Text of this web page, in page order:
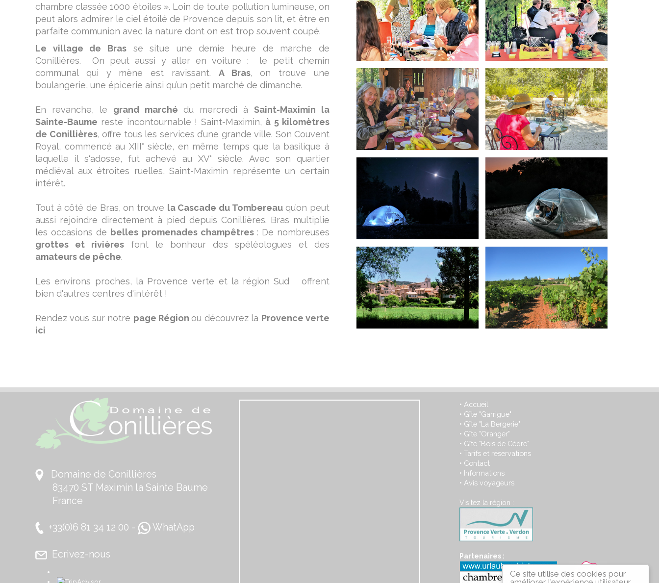
Ce site utilise des cookies pour
chambre classée 1000 étoiles ». Loin de toute pollution lumineuse, on
peut alors admirer le ciel étoilé de Provence depuis son lit, et être en
parfaite communion avec la nature dont on est trop souvent coupé.
Le village de Brasse situe une demie heure de marche de
Conillières. On peut aussi y aller en voiture : le petit chemin
communal qui y mène est ravissant. A Bras, on trouve une
boulangerie, une épicerie ainsi qu’un petit marché de dimanche.
En revanche, le grand marché du mercredi àSaint-Maximin la
Sainte-Baume reste incontournable ! Saint-Maximin, à 5 kilomètres
de Conillières, offre tous les services d’une grande ville. Son Couvent
Royal, commencé au XIII° siècle, en même temps que la basilique à
laquelle il s'adosse, fut achevé au XV° siècle. Avec son quartier
médiéval aux étroites ruelles, Saint-Maximin représente un certain
intérêt.
Tout à côté de Bras, on trouve la Cascade du Tombereauqu’on peut
aussi rejoindre directement à pied depuis Conillières. Bras multiplie
les occasions de belles promenades champêtres : De nombreuses
grottes et rivières font le bonheur des spéléologues et des
amateurs de pêche.
Les environs proches, la Provence verte et la région Sud offrent
bien d'autres centres d'intérêt !
Rendez vous sur notre page Région ou découvrez la Provence verte
ici
Domaine de Conillières
83470 ST Maximin la Sainte Baume
France
+33(0)6 81 34 12 00 - WhatApp
Ecrivez-nous
• Accueil
• Gîte "Garrigue"
• Gîte "La Bergerie"
• Gîte "Oranger"
• Gîte "Bois de Cèdre"
• Tarifs et réservations
• Contact
• Informations
• Avis voyageurs
Visitez la région :
Partenaires :